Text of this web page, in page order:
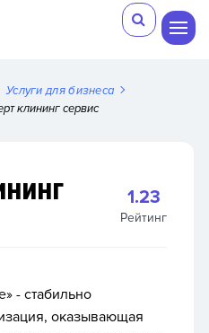
Услуги для бизнеса
клининг сервис
1.23
Рейтинг
- стабильно
оказывающая